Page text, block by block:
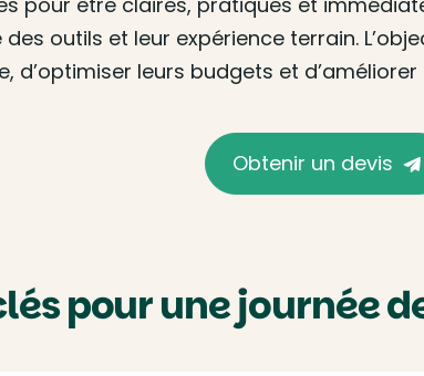
outils et leur expérience terrain.
leurs budgets et
Obtenir un devis
pour une journée